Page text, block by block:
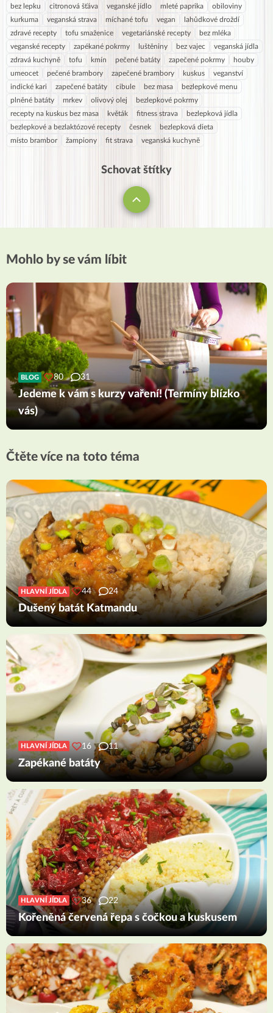
bez lepku citronová šťáva veganské jídlo mleté paprika
obiloviny
kurkuma
veganská strava míchané tofu vegan
lahůdkové droždí
zdravé recepty
tofu smaženice vegetariánské recepty
bez mléka
veganské recepty
zapékané pokrmy luštěniny bez vajec
veganská jídla
zdravá kuchyně
tofu kmín pečené batáty zapečené pokrmy
houby
umeocet
pečené brambory zapečené brambory kuskus
veganství
indické kari
zapečené batáty cibule bez masa
bezlepkové menu
plněné batáty
mrkev olivový olej
bezlepkové pokrmy
recepty na kuskus bez masa
květák fitness strava
bezlepková jídla
bezlepkové a bezlaktózové recepty
česnek
bezlepková dieta
místo brambor
žampiony fit strava veganská kuchyně
Schovat štítky
Mohlo by se vám líbit
BLOG 80 31
Jedeme k vám s kurzy vaření! (Termíny blízko
vás)
Čtěte více na toto téma
HLAVNÍ JÍDLA 44 24
Dušený batát Katmandu
HLAVNÍ JÍDLA 16 11
Zapékané batáty
HLAVNÍ JÍDLA 36 22
Kořeněná červená řepa s čočkou a kuskusem